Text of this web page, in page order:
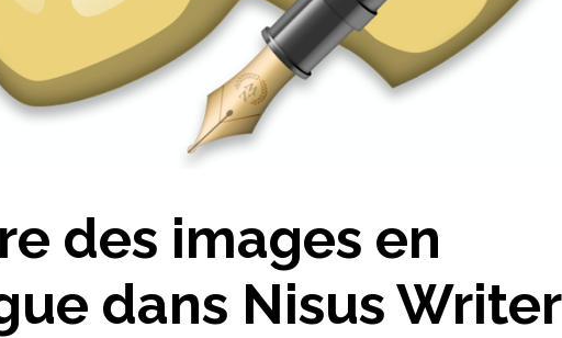
des images en
dans Nisus Writer